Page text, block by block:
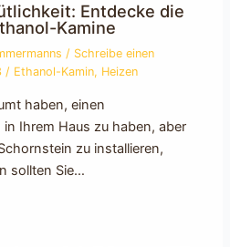
Entdecke die
Kamine
/ Schreibe einen
/ Ethanol-Kamin, Heizen
haben, einen
Ihrem Haus zu haben, aber
zu installieren,
sollten Sie…